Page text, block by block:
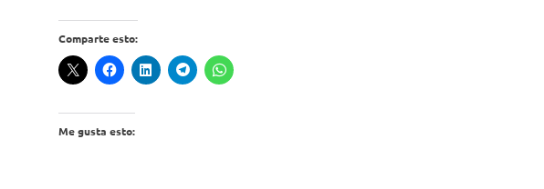
Comparte esto:
Me gusta esto: